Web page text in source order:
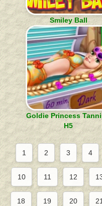
Smiley Ball
Goldie Princess
H5
1 2 3 4
10 11 12
18 19 20 21